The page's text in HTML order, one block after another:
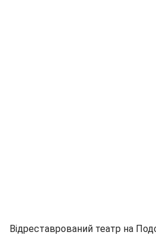
Відреставрований театр на